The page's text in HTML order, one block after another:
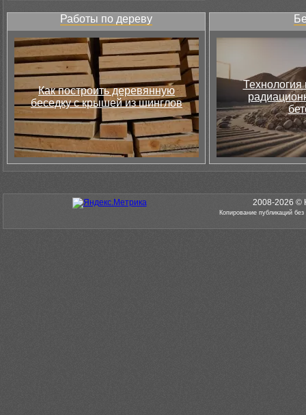
Работы по дереву
Как построить деревянную
беседку с крышей из шинглов
Технология
2008-2026 ©
Копирование публикаций